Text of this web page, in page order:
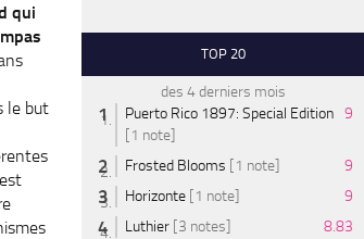
qui
le but
TOP 20
des 4 derniers mois
Puerto Rico 1897: Special Edition
[1 note]
9
Frosted Blooms [1 note]
9
Horizonte [1 note]
9
Luthier [3 notes]
8.83